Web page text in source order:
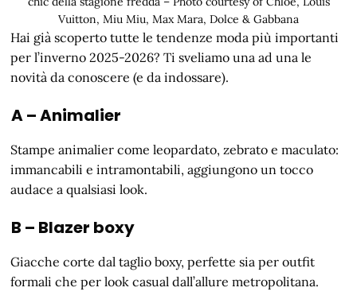
Vuitton, Miu Miu, Max Mara, Dolce & Gabbana
Hai già scoperto tutte le tendenze moda più importanti
per l’inverno 2025-2026? Ti sveliamo una ad una le
novità da conoscere (e da indossare).
A – Animalier
Stampe animalier come leopardato, zebrato e maculato:
immancabili e intramontabili, aggiungono un tocco
audace a qualsiasi look.
B – Blazer boxy
Giacche corte dal taglio boxy, perfette sia per outfit
formali che per look casual dall’allure metropolitana.